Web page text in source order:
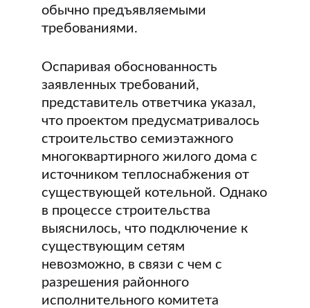
обычно предъявляемыми
требованиями.
Оспаривая обоснованность
заявленных требований,
представитель ответчика указал,
что проектом предусматривалось
строительство семиэтажного
многоквартирного жилого дома с
источником теплоснабжения от
существующей котельной. Однако
в процессе строительства
выяснилось, что подключение к
существующим сетям
невозможно, в связи с чем с
разрешения районного
исполнительного комитета